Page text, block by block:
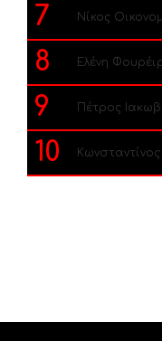
7 Νίκος
8 Ελένη
9 Πέτρος
10